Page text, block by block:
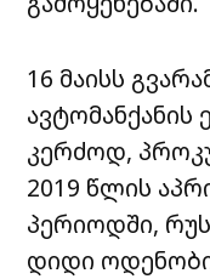
16 მაისს
ავტომანქანის
კერძოდ,
2019 წლის
პერიოდში,
დიდი